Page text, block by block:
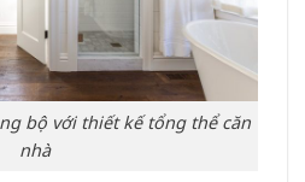
bộ với thiết kế tổng thể căn
nhà